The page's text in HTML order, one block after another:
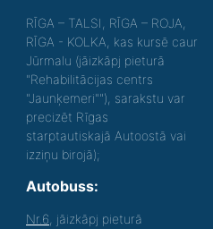
RĪGA – TALSI, RĪGA – ROJA,
RĪGA - KOLKA, kas kursē caur
Jūrmalu (jāizkāpj pieturā
"Rehabilitācijas centrs
"Jaunķemeri""), sarakstu var
precizēt Rīgas
starptautiskajā Autoostā vai
izziņu birojā);
Autobuss:
Nr.6 , jāizkāpj pieturā